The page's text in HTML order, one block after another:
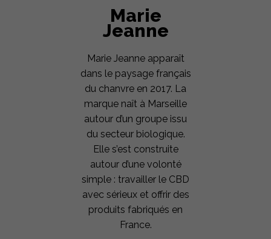
Marie
Jeanne
Marie Jeanne apparaît
dans le paysage français
du chanvre en 2017. La
marque naît à Marseille
autour d’un groupe issu
du secteur biologique.
Elle s’est construite
autour d’une volonté
simple : travailler le CBD
avec sérieux et offrir des
produits fabriqués en
France.